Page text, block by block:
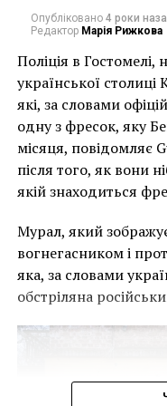
связующие данного
“Герника”
зверства,
причин, однако они
40-х годах в
Опубліковано 4 роки
Редактор Марія Рижкова
Поліція в Гостомелі,
української столиці
які, за словами
одну з фресок, яку
місяця, повідомляє
після того, як вони
якій знаходиться
Мурал, який зображує
вогнегасником і
яка, за словами
обстріляна